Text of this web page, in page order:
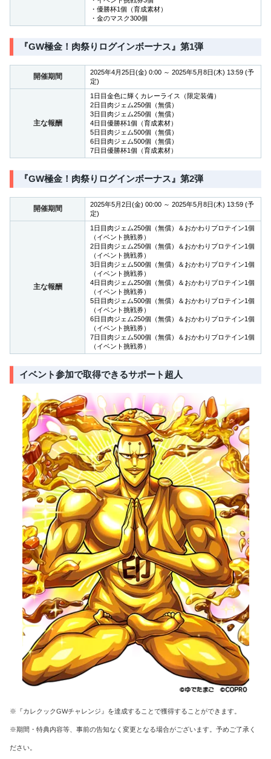
・優勝杯1個（育成素材）
・金のマスク300個
『GW極金！肉祭りログインボーナス』第1弾
開催期間
2025年4月25日(金) 0:00 ～ 2025年5月8日(木) 13:59 (予
定)
主な報酬
1日目金色に輝くカレーライス（限定装備）
2日目肉ジェム250個（無償）
3日目肉ジェム250個（無償）
4日目優勝杯1個（育成素材）
5日目肉ジェム500個（無償）
6日目肉ジェム500個（無償）
7日目優勝杯1個（育成素材）
『GW極金！肉祭りログインボーナス』第2弾
開催期間
2025年5月2日(金) 00:00 ～ 2025年5月8日(木) 13:59 (予
定)
主な報酬
1日目肉ジェム250個（無償）＆おかわりプロテイン1個
（イベント挑戦券）
2日目肉ジェム250個（無償）＆おかわりプロテイン1個
（イベント挑戦券）
3日目肉ジェム500個（無償）＆おかわりプロテイン1個
（イベント挑戦券）
4日目肉ジェム250個（無償）＆おかわりプロテイン1個
（イベント挑戦券）
5日目肉ジェム500個（無償）＆おかわりプロテイン1個
（イベント挑戦券）
6日目肉ジェム250個（無償）＆おかわりプロテイン1個
（イベント挑戦券）
7日目肉ジェム500個（無償）＆おかわりプロテイン1個
（イベント挑戦券）
イベント参加で取得できるサポート超人
※『カレクックGWチャレンジ』を達成することで獲得することができます。
※期間・特典内容等、事前の告知なく変更となる場合がございます。予めご了承く
ださい。